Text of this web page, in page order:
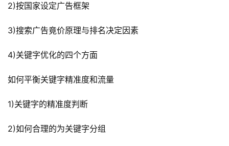
2)按国家设定广告框架
3)搜索广告竟价原理与排名决定因素
4)关键字优化的四个方面
如何平衡关键字精准度和流量
1)关键字的精准度判断
2)如何合理的为关键字分组